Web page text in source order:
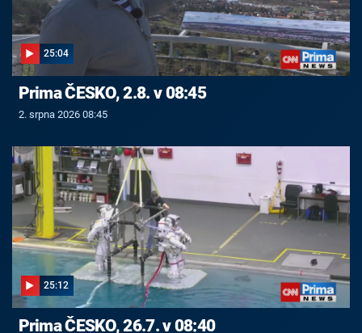
25:04
Prima ČESKO, 2.8. v 08:45
2. srpna 2026 08:45
25:12
Prima ČESKO, 26.7. v 08:40